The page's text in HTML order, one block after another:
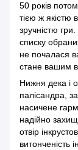
50 років
тією ж якістю
зручністю
списку
не почалася
стане вашим
Нижня дека і
палісандра,
насичене
надійно
отвір
витонченість